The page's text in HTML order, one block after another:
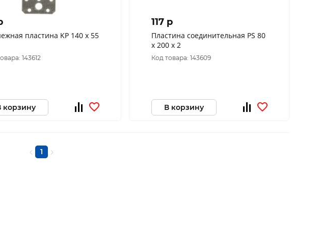
пластина KP 140 х 55
143612
корзину
117 p
Пластина соединительная PS 80
х 200 х 2
Код товара: 143609
В корзину
1